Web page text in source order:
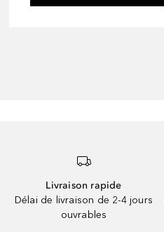
Livraison rapide
Délai de livraison de 2-4 jours
ouvrables